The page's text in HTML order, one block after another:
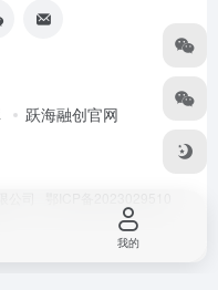
跃海融创官网
我的